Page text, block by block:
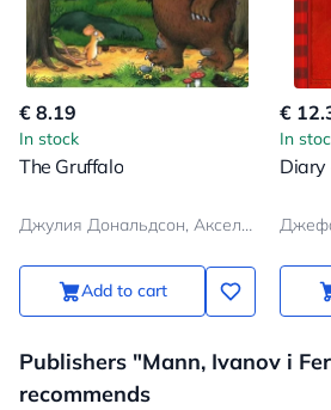
€ 8.19
In stock
The Gruffalo
Джулия Дональдсон, Аксель Шеффлер
Add to cart
€
In
Diary
Publishers "Mann, Ivanov i
recommends